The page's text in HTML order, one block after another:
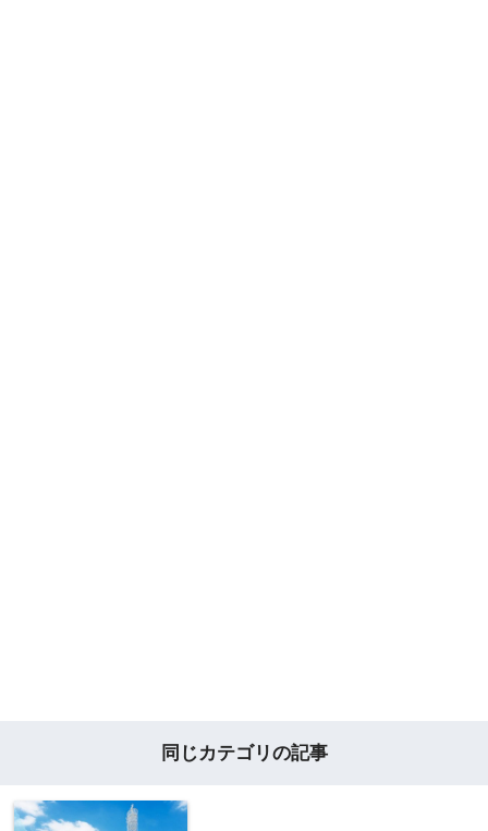
同じカテゴリの記事